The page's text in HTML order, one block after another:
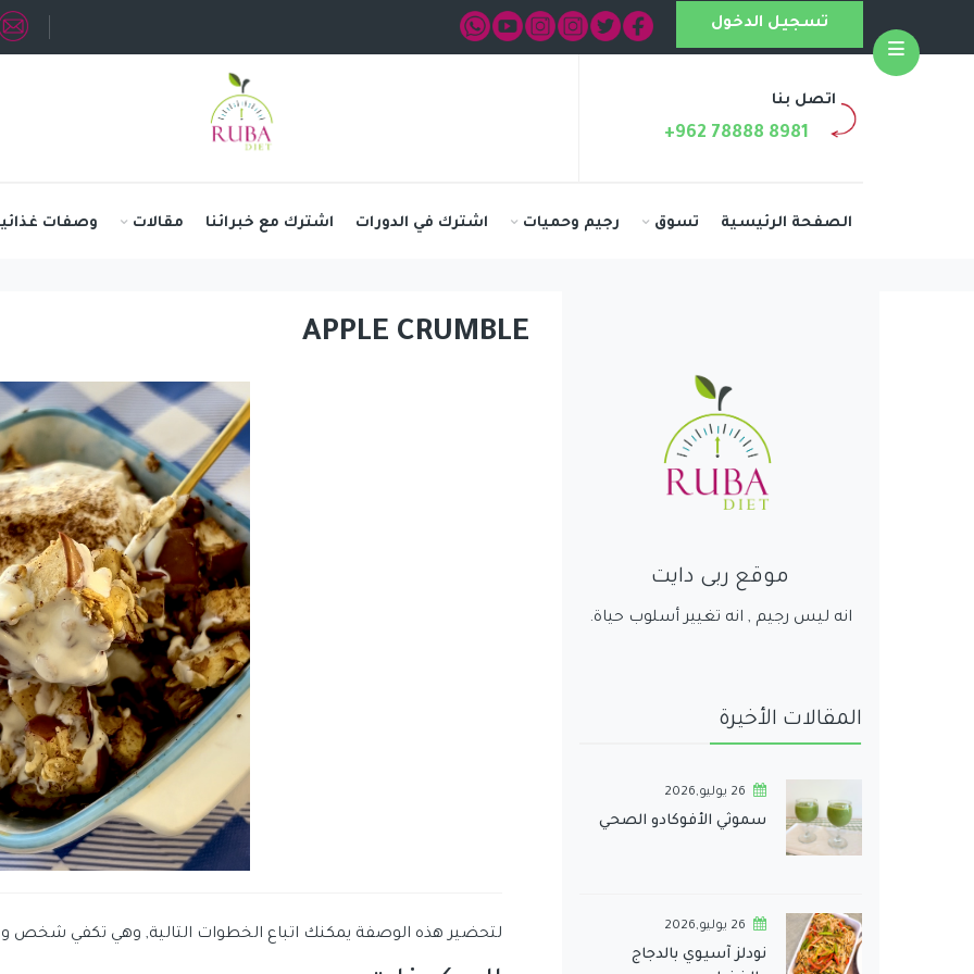
تسجيل الدخول
اتصل بنا
+962 78888 8981
الصفحة الرئيسية تسوق رجيم وحميات اشترك في الدورات اشترك مع خبرائنا مقالات وصفات
APPLE CRUMBLE
لتحضير هذه الوصفة يمكنك اتباع الخطوات التالية, وهي تكفي شخص
موقع ربى دايت
انه ليس رجيم , انه تغيير أسلوب حياة.
المقالات الأخيرة
26 يوليو,2026
سموثي الأفوكادو الصحي
26 يوليو,2026
نودلز آسيوي بالدجاج